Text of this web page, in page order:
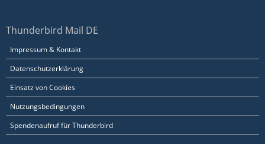
Thunderbird Mail DE
Impressum & Kontakt
Datenschutzerklärung
Einsatz von Cookies
Nutzungsbedingungen
Spendenaufruf für Thunderbird